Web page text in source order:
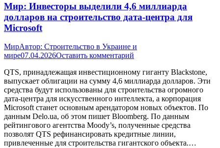
Мир: Инвесторы выделили 4,6 миллиарда
долларов на строительство дата-центра для
Microsoft
МирАвтор: Строительство в Украине и
мире07.04.2026Оставить комментарий
QTS, принадлежащая инвестиционному гиганту Blackstone,
выпускает облигации на сумму 4,6 миллиарда долларов. Эти
средства будут использованы для строительства огромного
дата-центра для искусственного интеллекта, а корпорация
Microsoft станет основным арендатором новых объектов. По
данным Delo.ua, об этом пишет Bloomberg. По данным
рейтингового агентства Moody’s, полученные средства
позволят QTS рефинансировать кредитные линии,
привлеченные для строительства гигантского объекта.…